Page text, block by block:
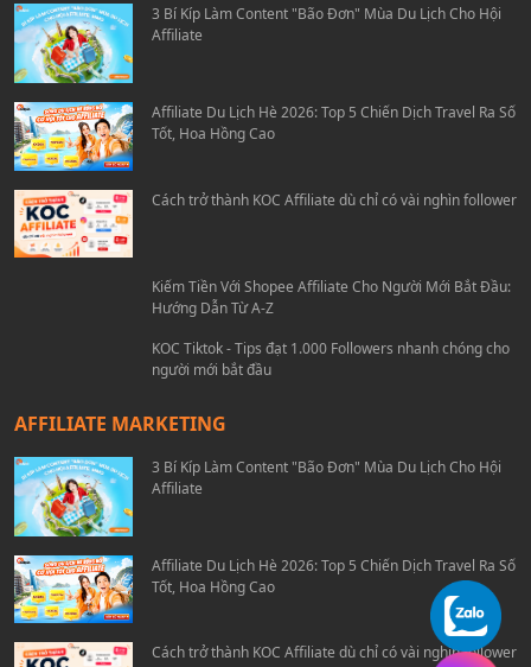
3 Bí Kíp Làm Content "Bão Đơn" Mùa Du Lịch Cho Hội
Affiliate
Affiliate Du Lịch Hè 2026: Top 5 Chiến Dịch Travel Ra Số
Tốt, Hoa Hồng Cao
Cách trở thành KOC Affiliate dù chỉ có vài nghìn follower
Kiếm Tiền Với Shopee Affiliate Cho Người Mới Bắt Đầu:
Hướng Dẫn Từ A-Z
KOC Tiktok - Tips đạt 1.000 Followers nhanh chóng cho
AFFILIATE MARKETING
Affiliate Du Lịch Hè 2026: Top 5 Chiến Dịch Travel Ra Số